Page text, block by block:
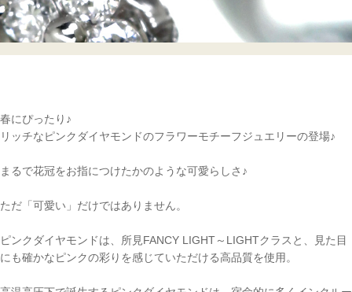
春にぴったり♪
リッチなピンクダイヤモンドのフラワーモチーフジュエリーの登場♪
まるで花冠をお指につけたかのような可愛らしさ♪
ただ「可愛い」だけではありません。
ピンクダイヤモンドは、所見FANCY LIGHT～LIGHTクラスと、見た目
にも確かなピンクの彩りを感じていただける高品質を使用。